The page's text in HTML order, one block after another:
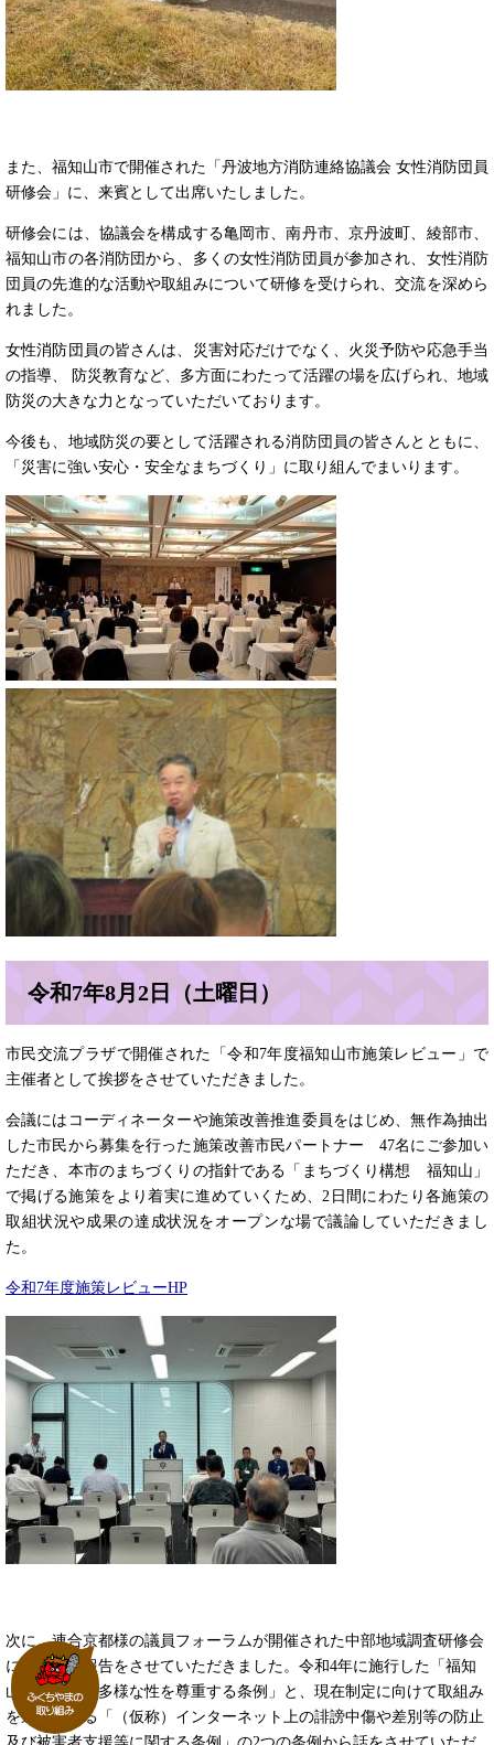
また、福知山市で開催された「丹波地方消防連絡協議会 女性消防団員
研修会」に、来賓として出席いたしました。
研修会には、協議会を構成する亀岡市、南丹市、京丹波町、綾部市、
福知山市の各消防団から、多くの女性消防団員が参加され、女性消防
団員の先進的な活動や取組みについて研修を受けられ、交流を深めら
れました。
女性消防団員の皆さんは、災害対応だけでなく、火災予防や応急手当
の指導、 防災教育など、多方面にわたって活躍の場を広げられ、地域
防災の大きな力となっていただいております。
今後も、地域防災の要として活躍される消防団員の皆さんとともに、
「災害に強い安心・安全なまちづくり」に取り組んでまいります。
令和7年8月2日（土曜日）
市民交流プラザで開催された「令和7年度福知山市施策レビュー」で
主催者として挨拶をさせていただきました。
会議にはコーディネーターや施策改善推進委員をはじめ、無作為抽出
した市民から募集を行った施策改善市民パートナー 47名にご参加い
ただき、本市のまちづくりの指針である「まちづくり構想 福知山」
で掲げる施策をより着実に進めていくため、2日間にわたり各施策の
取組状況や成果の達成状況をオープンな場で議論していただきまし
た。
令和7年度施策レビューHP
次に、連合京都様の議員フォーラムが開催された中部地域調査研修会
にて、市政報告をさせていただきました。令和4年に施行した「福知
山市みんなの多様な性を尊重する条例」と、現在制定に向けて取組み
を進めている「（仮称）インターネット上の誹謗中傷や差別等の防止